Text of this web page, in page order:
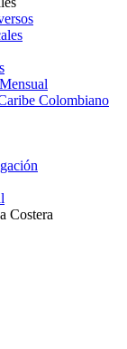
Colombiano
Costera